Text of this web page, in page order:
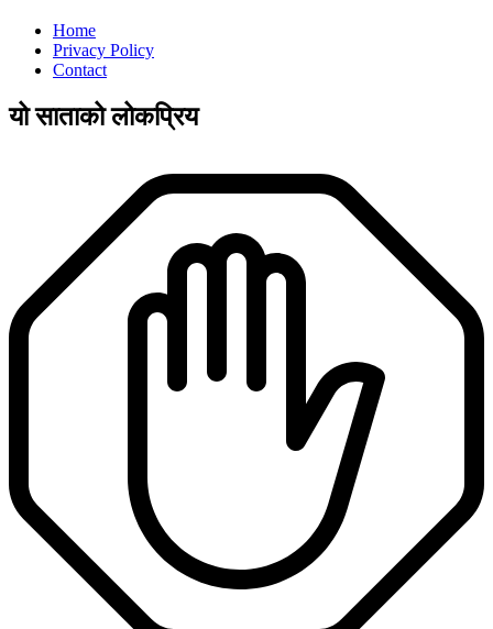
Home
Privacy Policy
Contact
यो साताको लोकप्रिय